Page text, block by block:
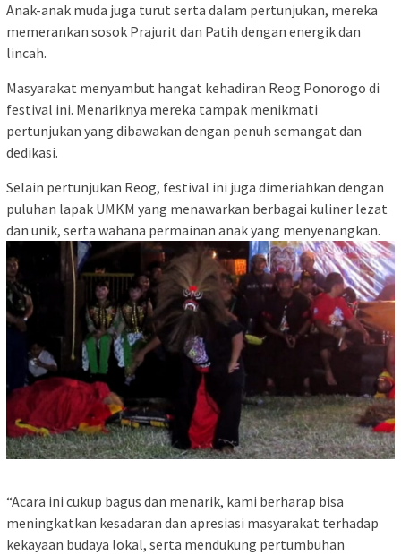
Anak-anak muda juga turut serta dalam pertunjukan, mereka
memerankan sosok Prajurit dan Patih dengan energik dan
lincah.
Masyarakat menyambut hangat kehadiran Reog Ponorogo di
festival ini. Menariknya mereka tampak menikmati
pertunjukan yang dibawakan dengan penuh semangat dan
dedikasi.
Selain pertunjukan Reog, festival ini juga dimeriahkan dengan
puluhan lapak UMKM yang menawarkan berbagai kuliner lezat
dan unik, serta wahana permainan anak yang menyenangkan.
“Acara ini cukup bagus dan menarik, kami berharap bisa
meningkatkan kesadaran dan apresiasi masyarakat terhadap
kekayaan budaya lokal, serta mendukung pertumbuhan